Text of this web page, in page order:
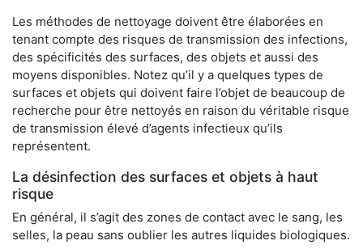
Les méthodes de nettoyage doivent être élaborées en
tenant compte des risques de transmission des infections,
des spécificités des surfaces, des objets et aussi des
moyens disponibles. Notez qu’il y a quelques types de
surfaces et objets qui doivent faire l’objet de beaucoup de
recherche pour être nettoyés en raison du véritable risque
de transmission élevé d’agents infectieux qu’ils
représentent.
La désinfection des surfaces et objets à haut
risque
En général, il s’agit des zones de contact avec le sang, les
selles, la peau sans oublier les autres liquides biologiques.